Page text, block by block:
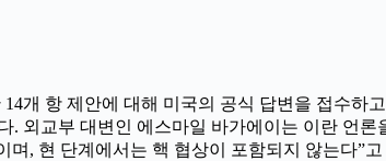
개 항 제안에 대해 미국의 공식 답변을 접수하
외교부 대변인 에스마일 바가에이는 이란 언
, 현 단계에서는 핵 협상이 포함되지 않는다”